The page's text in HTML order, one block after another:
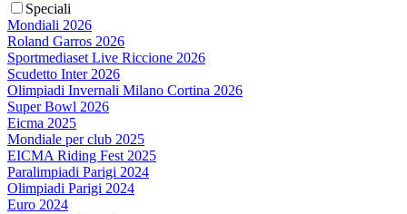
Speciali
Mondiali 2026
Roland Garros 2026
Sportmediaset Live Riccione 2026
Scudetto Inter 2026
Olimpiadi Invernali Milano Cortina 2026
Super Bowl 2026
Eicma 2025
Mondiale per club 2025
EICMA Riding Fest 2025
Paralimpiadi Parigi 2024
Olimpiadi Parigi 2024
Euro 2024